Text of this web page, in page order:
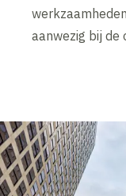
aanwezig bij de